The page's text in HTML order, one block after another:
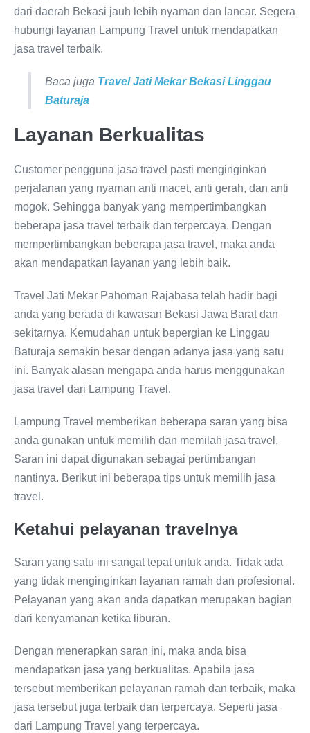
dari daerah Bekasi jauh lebih nyaman dan lancar. Segera
hubungi layanan Lampung Travel untuk mendapatkan
jasa travel terbaik.
Baca juga Travel Jati Mekar Bekasi Linggau
Baturaja
Layanan Berkualitas
Customer pengguna jasa travel pasti menginginkan
perjalanan yang nyaman anti macet, anti gerah, dan anti
mogok. Sehingga banyak yang mempertimbangkan
beberapa jasa travel terbaik dan terpercaya. Dengan
mempertimbangkan beberapa jasa travel, maka anda
akan mendapatkan layanan yang lebih baik.
Travel Jati Mekar Pahoman Rajabasa telah hadir bagi
anda yang berada di kawasan Bekasi Jawa Barat dan
sekitarnya. Kemudahan untuk bepergian ke Linggau
Baturaja semakin besar dengan adanya jasa yang satu
ini. Banyak alasan mengapa anda harus menggunakan
jasa travel dari Lampung Travel.
Lampung Travel memberikan beberapa saran yang bisa
anda gunakan untuk memilih dan memilah jasa travel.
Saran ini dapat digunakan sebagai pertimbangan
nantinya. Berikut ini beberapa tips untuk memilih jasa
travel.
Ketahui pelayanan travelnya
Saran yang satu ini sangat tepat untuk anda. Tidak ada
yang tidak menginginkan layanan ramah dan profesional.
Pelayanan yang akan anda dapatkan merupakan bagian
dari kenyamanan ketika liburan.
Dengan menerapkan saran ini, maka anda bisa
mendapatkan jasa yang berkualitas. Apabila jasa
tersebut memberikan pelayanan ramah dan terbaik, maka
jasa tersebut juga terbaik dan terpercaya. Seperti jasa
dari Lampung Travel yang terpercaya.